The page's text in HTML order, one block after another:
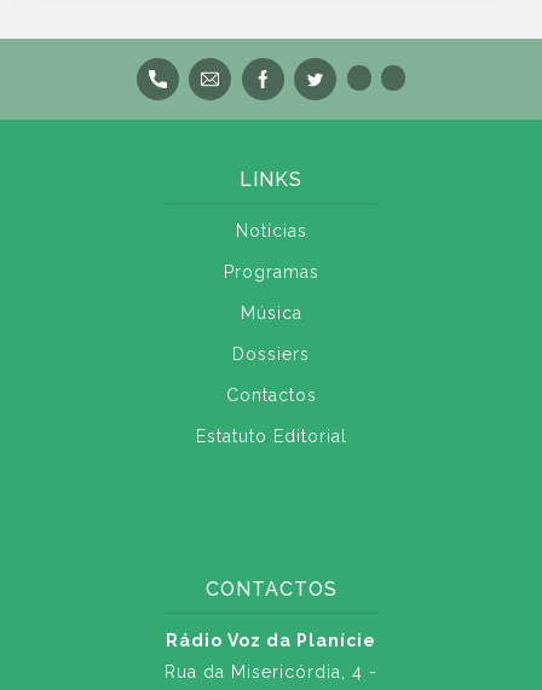
LINKS
Notícias
Programas
Música
Dossiers
Contactos
Estatuto Editorial
CONTACTOS
Rádio Voz da Planície
Rua da Misericórdia, 4 -